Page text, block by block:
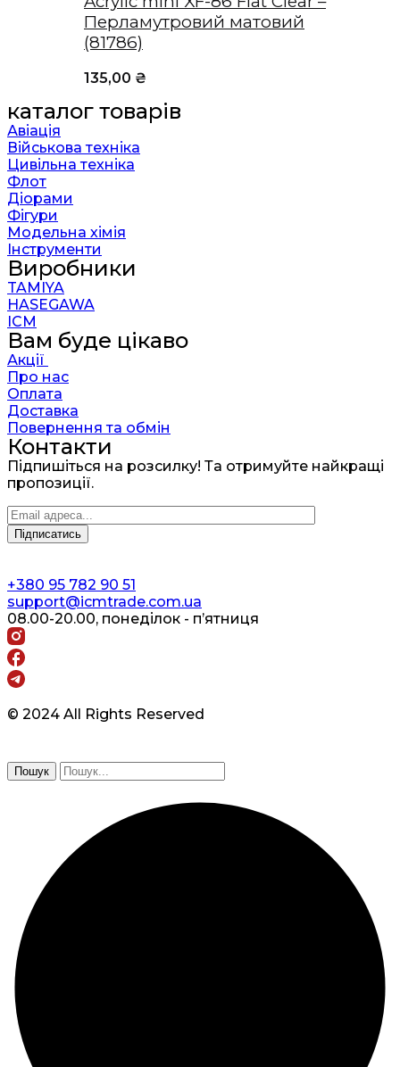
Перламутровий матовий
(81786)
135,00 ₴
каталог товарів
Авіація
Військова техніка
Цивільна техніка
Флот
Діорами
Фігури
Модельна хімія
Інструменти
Виробники
TAMIYA
HASEGAWA
ICM
Вам буде цікаво
Акції
Про нас
Оплата
Доставка
Повернення та обмін
Контакти
Підпишіться на розсилку! Та отримуйте найкращі
пропозиції.
+380 95 782 90 51
support@icmtrade.com.ua
08.00-20.00, понеділок - п’ятниця
© 2024 All Rights Reserved
Пошук